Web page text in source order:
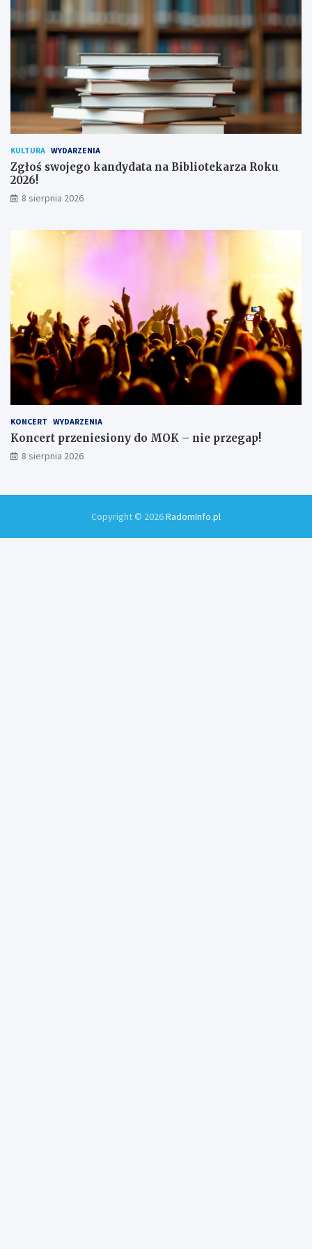
!h
u
ż
o
n
i
ó
w
KULTURA WYDARZENIA
Zgłoś swojego kandydata na Bibliotekarza Roku
2026!
8 sierpnia 2026
KONCERT WYDARZENIA
Koncert przeniesiony do MOK – nie przegap!
8 sierpnia 2026
Copyright © 2026RadomInfo.pl